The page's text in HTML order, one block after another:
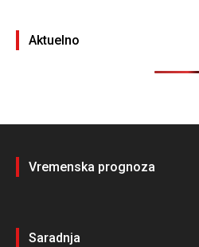
Aktuelno
Vremenska prognoza
Saradnja